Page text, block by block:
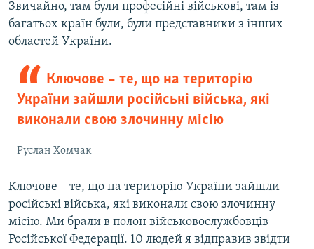
Звичайно, там були професійні військові, там із
багатьох країн були, були представники з інших
областей України.
Ключове – те, що на територію
України зайшли російські війська, які
виконали свою злочинну місію
Руслан Хомчак
Ключове – те, що на територію України зайшли
російські війська, які виконали свою злочинну
місію. Ми брали в полон військовослужбовців
Російської Федерації. 10 людей я відправив звідти